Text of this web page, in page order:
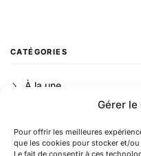
Gérer le
Pour offrir les meilleures
que les cookies pour stocker et/
Le fait de consentir à ces
CATÉGORIES
À la une
Aménagement extérieur